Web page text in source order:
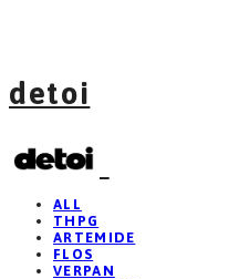
detoi
ALL
THPG
ARTEMIDE
FLOS
VERPAN